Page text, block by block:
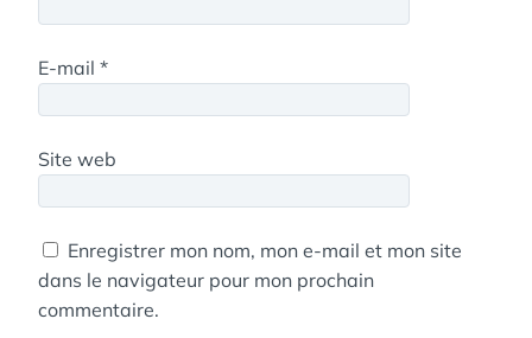
E-mail *
Site web
Enregistrer mon nom, mon e-mail et mon site
dans le navigateur pour mon prochain
commentaire.